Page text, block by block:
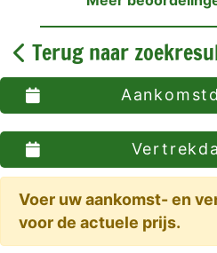
Terug naar
Voer uw aankomst- en
voor de actuele prijs.